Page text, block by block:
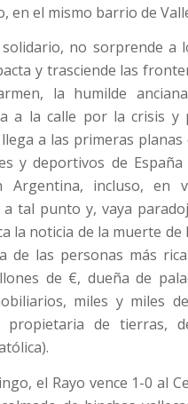
en el mismo barrio de
no sorprende a
y trasciende las
la humilde
a la calle por la crisis
a las primeras planas
y deportivos de
Argentina, incluso, en
a tal punto y, vaya
la noticia de la muerte de
de las personas más
de €, dueña de
miles y miles
propietaria de tierras,
el Rayo vence 1-0 al